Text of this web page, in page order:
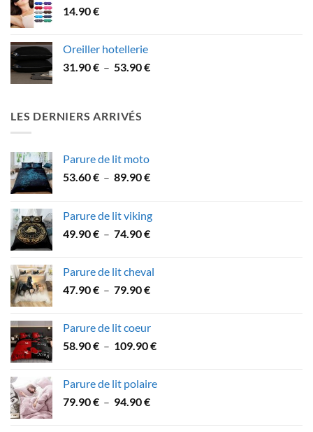
14.90€
Oreiller hotellerie
31.90€ – 53.90€Plage
LES DERNIERS ARRIVÉS
Parure de lit moto
53.60€ – 89.90€Plage
53.60 €
à
Parure de lit viking
49.90€ – 74.90€Plage
49.90 €
à
Parure de lit cheval
47.90€ – 79.90€Plage
à
Parure de lit coeur
58.90€ – 109.90€Plage
58.90 €
Parure de lit polaire
79.90€ – 94.90€Plage